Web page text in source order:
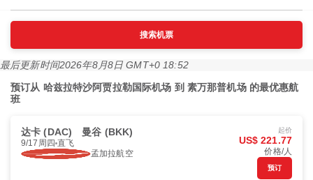
搜索机票
最后更新时间2026年8月8日 GMT+0 18:52
预订从 哈兹拉特沙阿贾拉勒国际机场 到 素万那普机场 的最优惠航
班
达卡 (DAC) 曼谷 (BKK)
9/17周四 直飞
孟加拉航空
起价
US$ 221.77
价格/人
预订